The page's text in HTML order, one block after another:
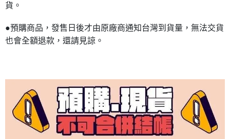
貨。
●預購商品，發售日後才由原廠商通知台灣到貨量，無法交貨
也會全額退款，還請見諒。